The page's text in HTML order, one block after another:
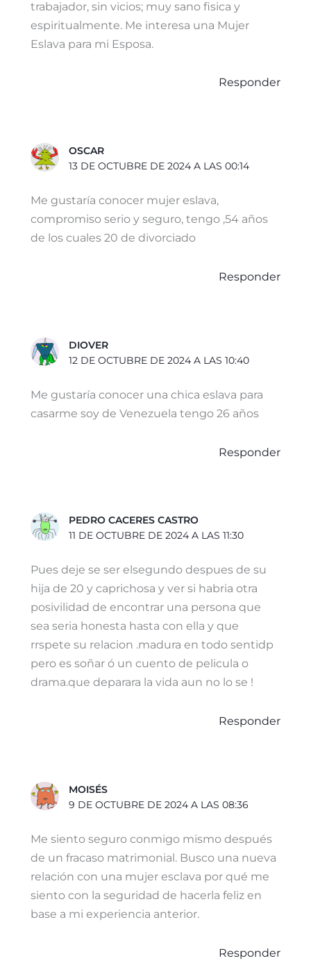
trabajador, sin vicios; muy sano fisica y
espiritualmente. Me interesa una Mujer
Eslava para mi Esposa.
Responder
OSCAR
13 DE OCTUBRE DE 2024 A LAS 00:14
Me gustaría conocer mujer eslava,
compromiso serio y seguro, tengo ,54 años
de los cuales 20 de divorciado
Responder
DIOVER
12 DE OCTUBRE DE 2024 A LAS 10:40
Me gustaría conocer una chica eslava para
casarme soy de Venezuela tengo 26 años
Responder
PEDRO CACERES CASTRO
11 DE OCTUBRE DE 2024 A LAS 11:30
Pues deje se ser elsegundo despues de su
hija de 20 y caprichosa y ver si habria otra
posivilidad de encontrar una persona que
sea seria honesta hasta con ella y que
rrspete su relacion .madura en todo sentidp
pero es soñar ó un cuento de pelicula o
drama.que deparara la vida aun no lo se !
Responder
MOISÉS
9 DE OCTUBRE DE 2024 A LAS 08:36
Me siento seguro conmigo mismo después
de un fracaso matrimonial. Busco una nueva
relación con una mujer esclava por qué me
siento con la seguridad de hacerla feliz en
base a mi experiencia anterior.
Responder